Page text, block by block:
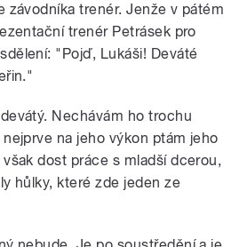
závodníka trenér. Jenže v pátém
trenér Petrásek pro
"Pojď, Lukáši! Deváté
Nechávám ho trochu
na jeho výkon ptám jeho
dost práce s mladší dcerou,
hůlky, které zde jeden ze